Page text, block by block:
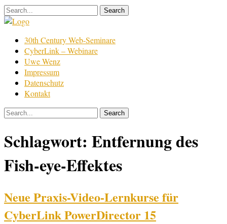
Skip
to
Film
Bearbeitung
30th Century Web-Seminare
CyberLink – Webinare
Uwe Wenz
Impressum
Datenschutz
Kontakt
Schlagwort: Entfernung des
Fish-eye-Effektes
Neue Praxis-Video-Lernkurse für
CyberLink PowerDirector 15